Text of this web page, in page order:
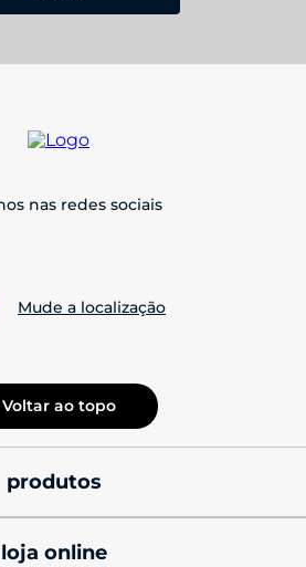
nas redes sociais
Mude a localização
Voltar ao topo
produtos
loja online